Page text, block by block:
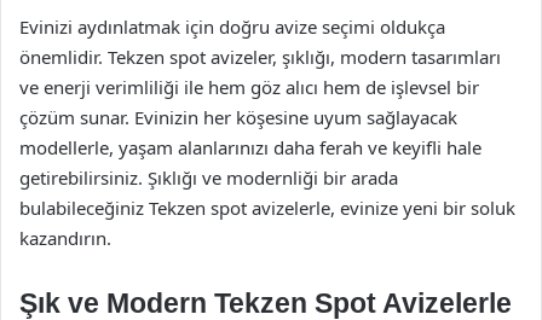
Evinizi aydınlatmak için doğru avize seçimi oldukça
önemlidir. Tekzen spot avizeler, şıklığı, modern tasarımları
ve enerji verimliliği ile hem göz alıcı hem de işlevsel bir
çözüm sunar. Evinizin her köşesine uyum sağlayacak
modellerle, yaşam alanlarınızı daha ferah ve keyifli hale
getirebilirsiniz. Şıklığı ve modernliği bir arada
bulabileceğiniz Tekzen spot avizelerle, evinize yeni bir soluk
kazandırın.
Şık ve Modern Tekzen Spot Avizelerle